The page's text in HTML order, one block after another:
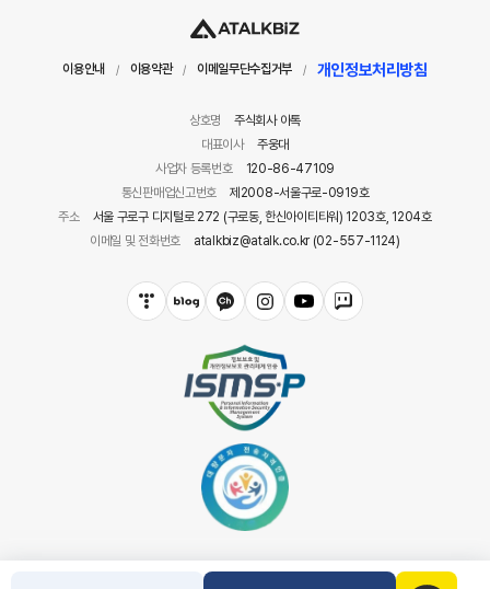
이용안내 / 이용약관 / 이메일무단수집거부 / 개인정보처리방침
상호명
주식회사 아톡
대표이사
주웅대
사업자 등록번호
120-86-47109
통신판매업신고번호
제2008-서울구로-0919호
주소
서울 구로구 디지털로 272 (구로동, 한신아이티타워) 1203호, 1204호
이메일 및 전화번호
atalkbiz@atalk.co.kr (02-557-1124)